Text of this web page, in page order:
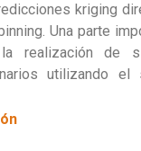
kriging
Una parte
realización de
utilizando